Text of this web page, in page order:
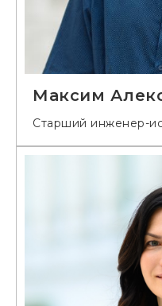
Максим
Старший инженер-